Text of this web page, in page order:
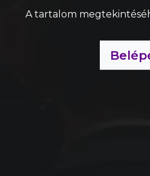
A tartalom